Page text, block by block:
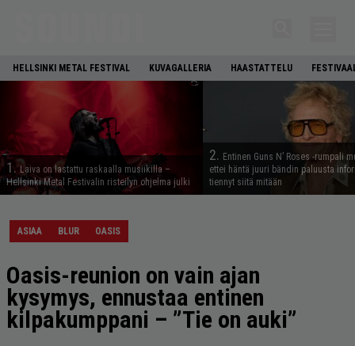
HELLSINKI METAL FESTIVAL KUVAGALLERIA HAASTATTELU
1. Laiva on lastattu raskaalla musiikilla –
Hellsinki Metal Festivalin risteilyn ohjelma julki
2. Entinen Guns N’ Roses -rumpali
ettei häntä juuri bändin paluusta
tiennyt siitä mitään
ASIAA BLUR OASIS
Oasis-reunion on vain ajan
kysymys, ennustaa entinen
kilpakumppani – ”Tie on auki”